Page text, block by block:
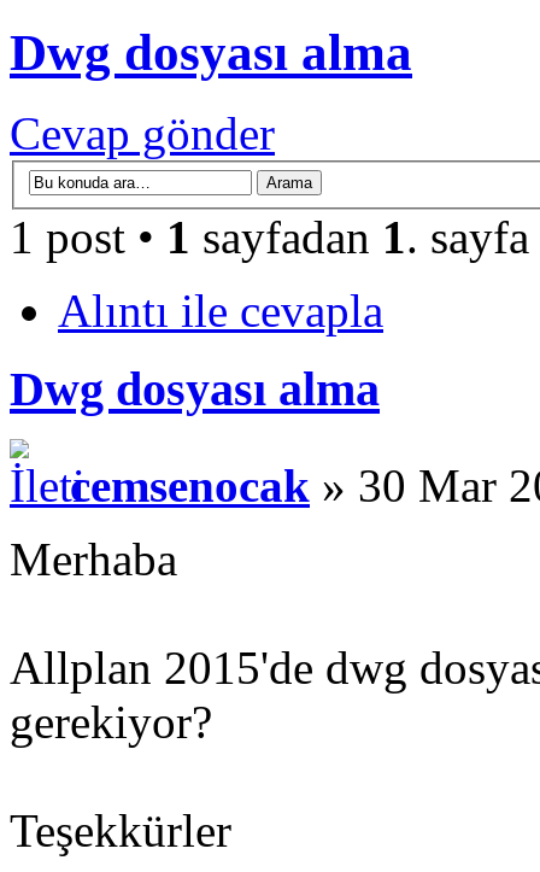
Dwg dosyası alma
Cevap gönder
1 post • 1 sayfadan 1. sayfa
Alıntı ile cevapla
Dwg dosyası alma
cemsenocak » 30 Mar
Merhaba
Allplan 2015'de dwg
gerekiyor?
Teşekkürler